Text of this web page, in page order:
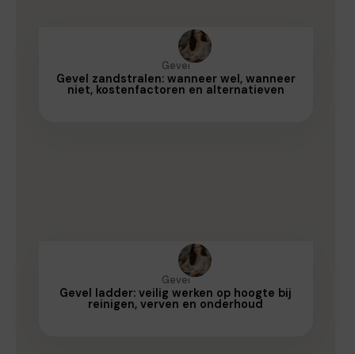
Gevel
Gevel zandstralen: wanneer wel, wanneer
niet, kostenfactoren en alternatieven
Gevel
Gevel ladder: veilig werken op hoogte bij
reinigen, verven en onderhoud